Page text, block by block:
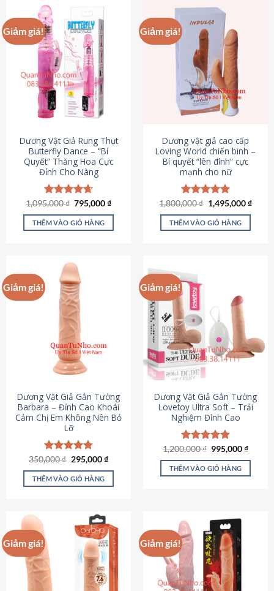
Giảm giá!
Dương Vật Giả Rung Thụt
Butterfly Dance – “Bí
Quyết” Thăng Hoa Cực
Đỉnh Cho Nàng
Được xếp
hạng4.65
5 sao
1,095,000₫ Giá
là:
1,095,000 ₫.
795,000₫Giá
tại
THÊM VÀO GIỎ HÀNG
Giảm giá!
Dương vật giả cao cấp
Loving World chiến binh –
Bí quyết “lên đỉnh” cực
mạnh cho nữ
Được xếp
hạng4.89
5 sao
1,800,000₫ Giá
gốc
là:
1,800,000 ₫.
1,495,000₫Giá
THÊM VÀO GIỎ HÀNG
Giảm giá!
Dương Vật Giả Gắn Tường
Barbara – Đỉnh Cao Khoái
Cảm Chị Em Không Nên Bỏ
Lỡ
Được xếp
hạng4.79
5 sao
350,000₫ Giá
là:
350,000 ₫.
295,000₫Giá
tại
THÊM VÀO GIỎ HÀNG
Giảm giá!
Dương Vật Giả Gắn Tường
Lovetoy Ultra Soft – Trải
Nghiệm Đỉnh Cao
Được xếp
hạng4.82
5 sao
1,200,000₫ Giá
là:
1,200,000 ₫.
995,000₫Giá
tại
THÊM VÀO GIỎ HÀNG
Giảm giá! Giảm giá!